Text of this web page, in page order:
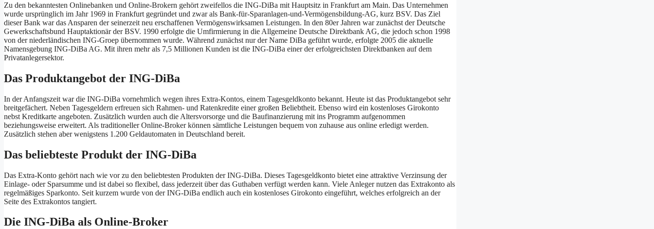
Zu den bekanntesten Onlinebanken und Online-Brokern gehört zweifellos die ING-DiBa mit Hauptsitz in Frankfurt am Main. Das Unternehmen
wurde ursprünglich im Jahr 1969 in Frankfurt gegründet und zwar als Bank-für-Sparanlagen-und-Vermögensbildung-AG, kurz BSV. Das Ziel
dieser Bank war das Ansparen der seinerzeit neu erschaffenen Vermögenswirksamen Leistungen. In den 80er Jahren war zunächst der Deutsche
Gewerkschaftsbund Hauptaktionär der BSV. 1990 erfolgte die Umfirmierung in die Allgemeine Deutsche Direktbank AG, die jedoch schon 1998
von der niederländischen ING-Groep übernommen wurde. Während zunächst nur der Name DiBa geführt wurde, erfolgte 2005 die aktuelle
Namensgebung ING-DiBa AG. Mit ihren mehr als 7,5 Millionen Kunden ist die ING-DiBa einer der erfolgreichsten Direktbanken auf dem
Privatanlegersektor.
Das Produktangebot der ING-DiBa
In der Anfangszeit war die ING-DiBa vornehmlich wegen ihres Extra-Kontos, einem Tagesgeldkonto bekannt. Heute ist das Produktangebot sehr
breitgefächert. Neben Tagesgeldern erfreuen sich Rahmen- und Ratenkredite einer großen Beliebtheit. Ebenso wird ein kostenloses Girokonto
nebst Kreditkarte angeboten. Zusätzlich wurden auch die Altersvorsorge und die Baufinanzierung mit ins Programm aufgenommen
beziehungsweise erweitert. Als traditioneller Online-Broker können sämtliche Leistungen bequem von zuhause aus online erledigt werden.
Zusätzlich stehen aber wenigstens 1.200 Geldautomaten in Deutschland bereit.
Das beliebteste Produkt der ING-DiBa
Das Extra-Konto gehört nach wie vor zu den beliebtesten Produkten der ING-DiBa. Dieses Tagesgeldkonto bietet eine attraktive Verzinsung der
Einlage- oder Sparsumme und ist dabei so flexibel, dass jederzeit über das Guthaben verfügt werden kann. Viele Anleger nutzen das Extrakonto als
regelmäßiges Sparkonto. Seit kurzem wurde von der ING-DiBa endlich auch ein kostenloses Girokonto eingeführt, welches erfolgreich an der
Seite des Extrakontos tangiert.
Die ING-DiBa als Online-Broker